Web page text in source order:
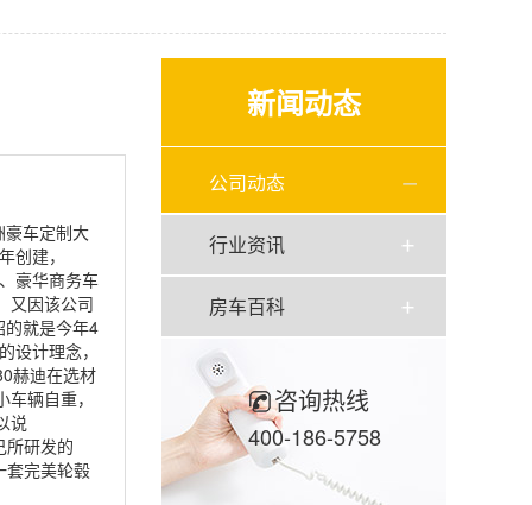
新闻动态
公司动态
行业资讯
房车百科
咨询热线
400-186-5758
豪车定制大
创建，
豪华商务车
又因该公司
的就是今年4
设计理念，
赫迪在选材
辆自重，
说
所研发的
套完美轮毂